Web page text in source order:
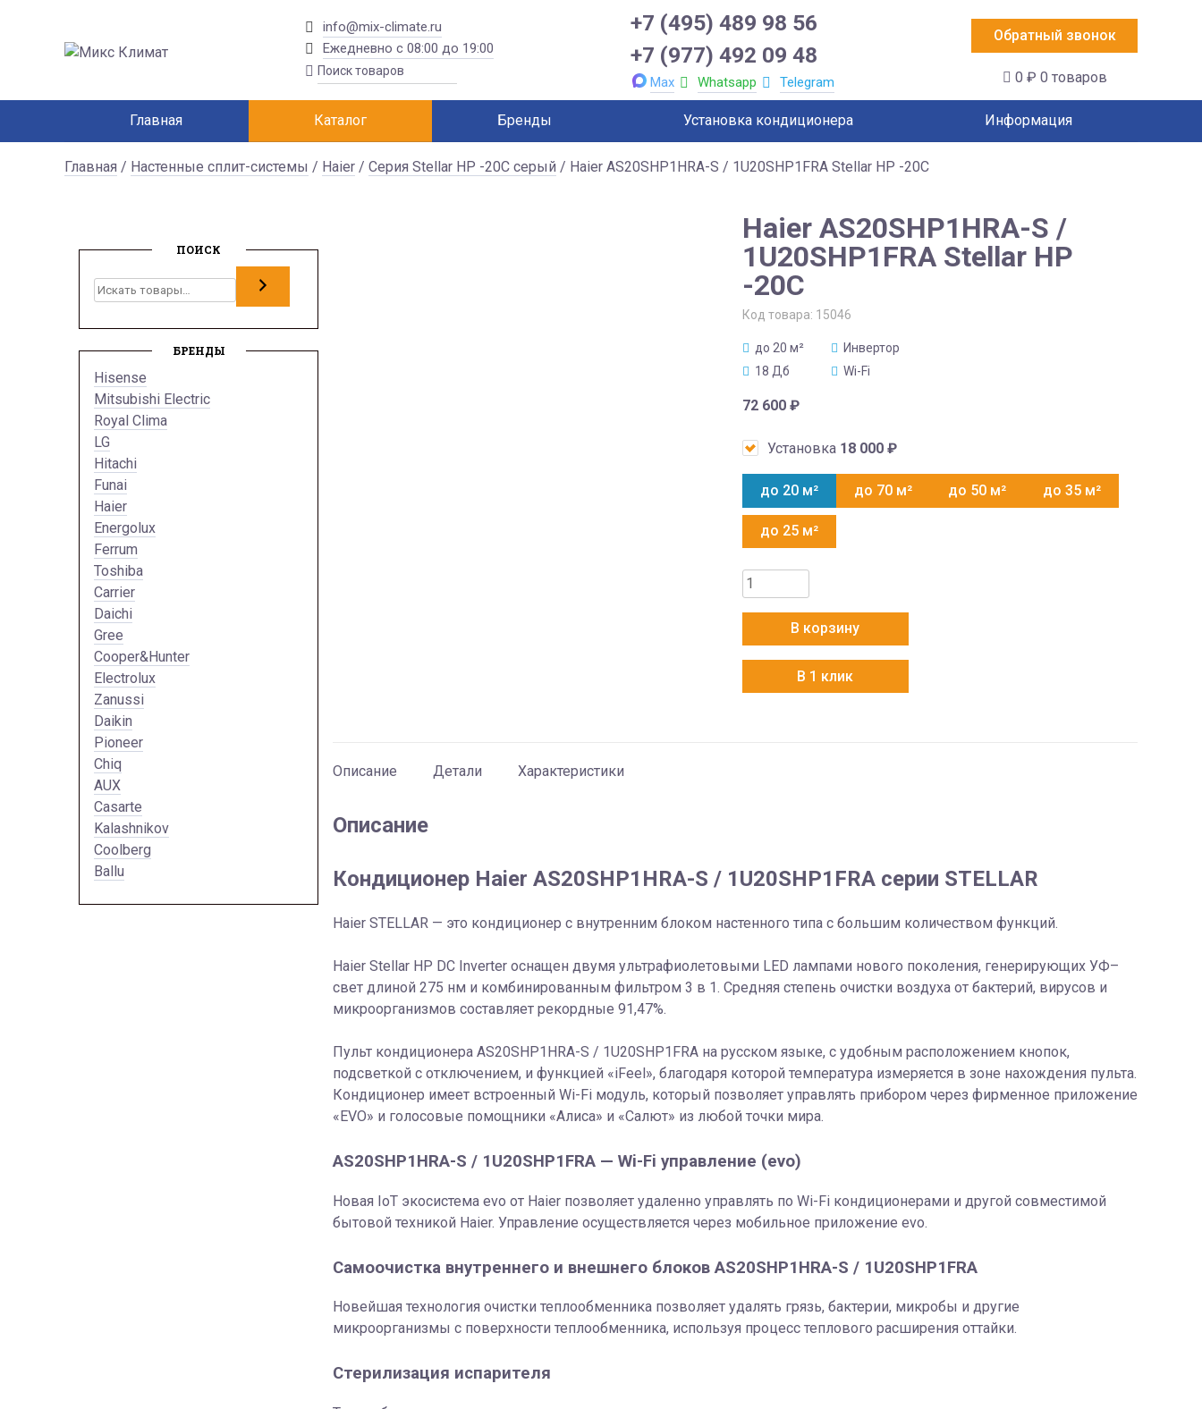
info@mix-climate.ru
Ежедневно с 08:00 до 19:00
+7 (495) 489 98 56
+7 (977) 492 09 48
Max Whatsapp Telegram
Обратный звонок
0 ₽ 0 товаров
Главная Каталог Бренды Установка кондиционера Информация
Главная / Настенные сплит-системы / Haier / Серия Stellar HP -20C серый / Haier AS20SHP1HRA-S / 1U20SHP1FRA Stellar HP -20C
Haier AS20SHP1HRA-S /
1U20SHP1FRA Stellar HP
-20C
Код товара: 15046
до 20 м²
Инвертор
18 Дб
Wi-Fi
72 600 ₽
Установка 18 000 ₽
до 20 м² до 70 м² до 50 м² до 35 м²
до 25 м²
Количество
товара
AS20SHP1HRA-
S
В корзину
В 1 клик
Описание Детали Характеристики
Описание
Кондиционер Haier AS20SHP1HRA-S / 1U20SHP1FRA серии STELLAR
Haier STELLAR — это кондиционер с внутренним блоком настенного типа с большим количеством функций.
Haier Stellar HP DC Inverter оснащен двумя ультрафиолетовыми LED лампами нового поколения, генерирующих УФ–
свет длиной 275 нм и комбинированным фильтром 3 в 1. Средняя степень очистки воздуха от бактерий, вирусов и
микроорганизмов составляет рекордные 91,47%.
Пульт кондиционера AS20SHP1HRA-S / 1U20SHP1FRA на русском языке, с удобным расположением кнопок,
подсветкой с отключением, и функцией «iFeel», благодаря которой температура измеряется в зоне нахождения пульта.
Кондиционер имеет встроенный Wi-Fi модуль, который позволяет управлять прибором через фирменное приложение
«EVO» и голосовые помощники «Алиса» и «Салют» из любой точки мира.
AS20SHP1HRA-S / 1U20SHP1FRA — Wi-Fi управление (evo)
Новая IoT экосистема evo от Haier позволяет удаленно управлять по Wi-Fi кондиционерами и другой совместимой
бытовой техникой Haier. Управление осуществляется через мобильное приложение evo.
Самоочистка внутреннего и внешнего блоков AS20SHP1HRA-S / 1U20SHP1FRA
Новейшая технология очистки теплообменника позволяет удалять грязь, бактерии, микробы и другие
микроорганизмы c поверхности теплообменника, используя процесс теплового расширения оттайки.
Стерилизация испарителя
ПОИСК
Поиск
БРЕНДЫ
Hisense
Mitsubishi Electric
Royal Clima
LG
Hitachi
Funai
Haier
Energolux
Ferrum
Toshiba
Carrier
Daichi
Gree
Cooper&Hunter
Electrolux
Zanussi
Daikin
Pioneer
Chiq
AUX
Casarte
Kalashnikov
Coolberg
Ballu